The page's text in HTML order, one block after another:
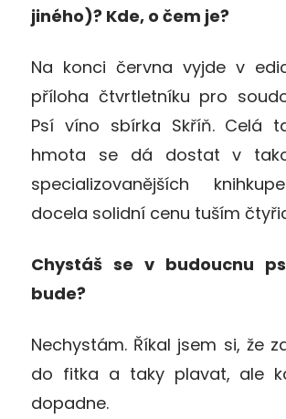
jiného)? Kde, o čem je?
Na konci června vyjde v
příloha čtvrtletníku pro
Psí víno sbírka Skříň. Celá
hmota se dá dostat v
specializovanějších
docela solidní cenu tuším
Chystáš se v budoucnu
bude?
Nechystám. Říkal jsem si, že
do fitka a taky plavat, ale
dopadne.